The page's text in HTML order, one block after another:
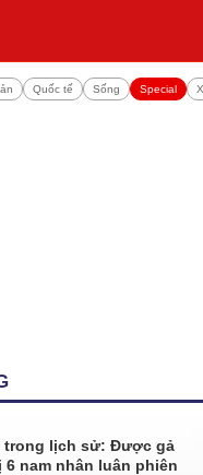
Quốc tế Sống Special
trong lịch sử: Được gả
nam nhân luân phiên